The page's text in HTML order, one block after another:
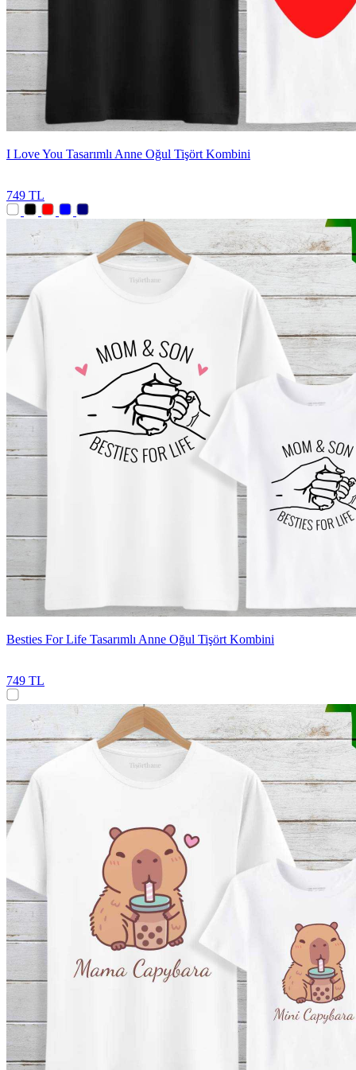
I Love You Tasarımlı Anne Oğul Tişört Kombini
749 TL
Besties For Life Tasarımlı Anne Oğul Tişört Kombini
749 TL